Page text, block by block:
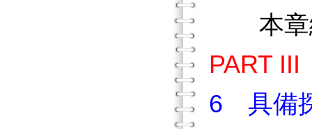
本章
PART
6 具備